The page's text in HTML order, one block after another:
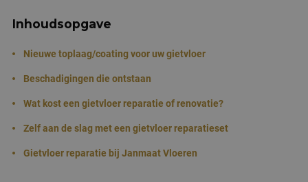
Inhoudsopgave
Nieuwe toplaag/coating voor uw gietvloer
Beschadigingen die ontstaan
Wat kost een gietvloer reparatie of renovatie?
Zelf aan de slag met een gietvloer reparatieset
Gietvloer reparatie bij Janmaat Vloeren